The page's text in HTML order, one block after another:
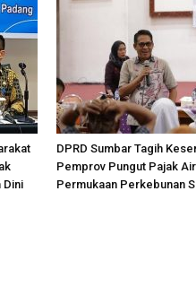
Dini
DPRD Sumbar Tagih
Pemprov Pungut Pajak Air
Permukaan Perkebunan